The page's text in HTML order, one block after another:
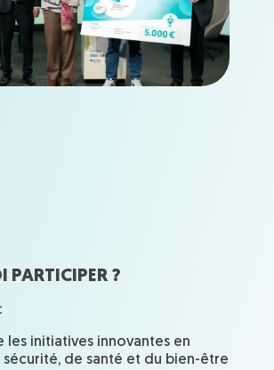
PARTICIPER ?
les initiatives innovantes en
de santé et du bien-être